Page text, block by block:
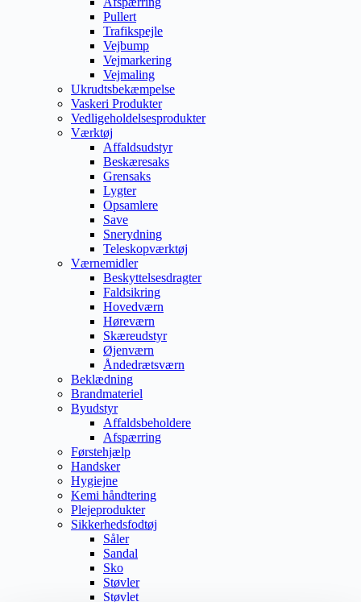
Pullert
Trafikspejle
Vejbump
Vejmarkering
Vejmaling
Ukrudtsbekæmpelse
Vaskeri Produkter
Vedligeholdelsesprodukter
Værktøj
Affaldsudstyr
Beskæresaks
Grensaks
Lygter
Opsamlere
Save
Snerydning
Teleskopværktøj
Værnemidler
Beskyttelsesdragter
Faldsikring
Hovedværn
Høreværn
Skæreudstyr
Øjenværn
Åndedrætsværn
Beklædning
Brandmateriel
Byudstyr
Affaldsbeholdere
Afspærring
Førstehjælp
Handsker
Hygiejne
Kemi håndtering
Plejeprodukter
Sikkerhedsfodtøj
Såler
Sandal
Sko
Støvler
Støvlet